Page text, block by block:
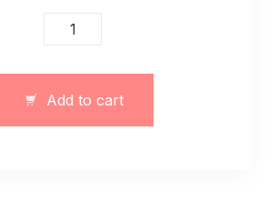
Damski
bawelna
quantity
Add to cart